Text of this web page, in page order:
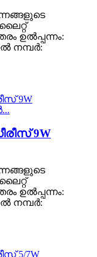
ഉൽപ്പന്നം:
നമ്പർ:
9W
ഉൽപ്പന്നം:
നമ്പർ: